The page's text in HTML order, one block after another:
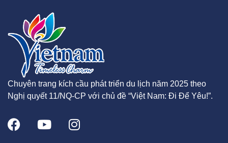
Chuyên trang kích cầu phát triển du lịch năm 2025 theo
Nghị quyết 11/NQ-CP với chủ đề “Việt Nam: Đi Để Yêu!”.